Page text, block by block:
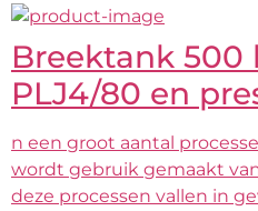
Breektank 500
PLJ4/80 en
n een groot aantal
wordt gebruik gemaakt
deze processen vallen in